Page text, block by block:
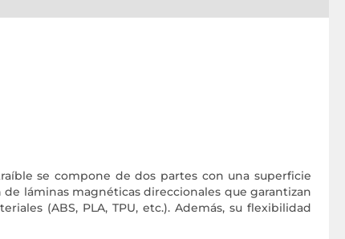
se compone de dos partes con una superficie
láminas magnéticas direccionales que garantizan
(ABS, PLA, TPU, etc.). Además, su flexibilidad